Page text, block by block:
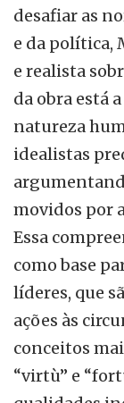
desafiar as
e da política,
e realista
da obra está
natureza
idealistas
movidos por
Essa
como base
líderes, que
ações às
conceitos
“virtù” e